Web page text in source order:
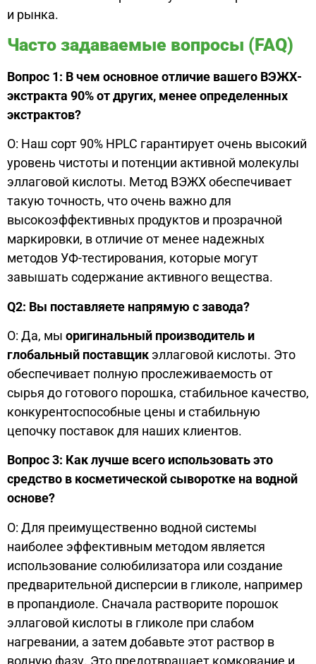
и рынка.
Часто задаваемые вопросы (FAQ)
Вопрос 1: В чем основное отличие вашего ВЭЖХ-
экстракта 90% от других, менее определенных
экстрактов?
О: Наш сорт 90% HPLC гарантирует очень высокий
уровень чистоты и потенции активной молекулы
эллаговой кислоты. Метод ВЭЖХ обеспечивает
такую точность, что очень важно для
высокоэффективных продуктов и прозрачной
маркировки, в отличие от менее надежных
методов УФ-тестирования, которые могут
завышать содержание активного вещества.
Q2: Вы поставляете напрямую с завода?
О: Да, мы оригинальный производитель и
глобальный поставщик эллаговой кислоты. Это
обеспечивает полную прослеживаемость от
сырья до готового порошка, стабильное качество,
конкурентоспособные цены и стабильную
цепочку поставок для наших клиентов.
Вопрос 3: Как лучше всего использовать это
средство в косметической сыворотке на водной
основе?
О: Для преимущественно водной системы
наиболее эффективным методом является
использование солюбилизатора или создание
предварительной дисперсии в гликоле, например
в пропандиоле. Сначала растворите порошок
эллаговой кислоты в гликоле при слабом
нагревании, а затем добавьте этот раствор в
водную фазу. Это предотвращает комкование и